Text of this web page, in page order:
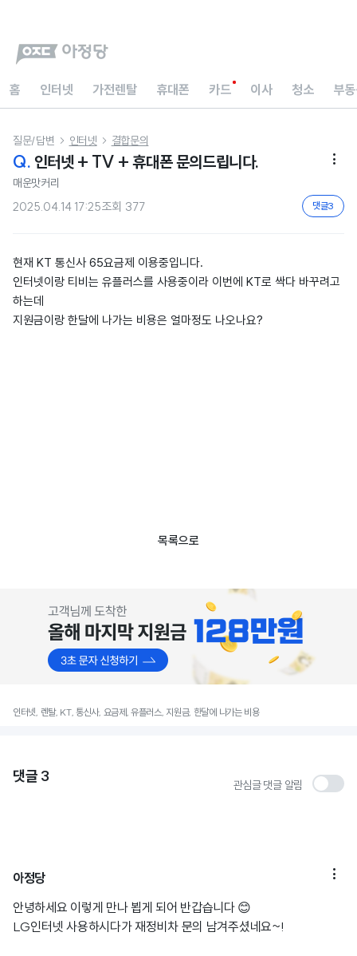
홈 인터넷 가전렌탈 휴대폰 카드 이사 청소 부
질문/답변  인터넷  결합문의
Q. 인터넷 + TV + 휴대폰 문의드립니다. 
매운맛커리
2025.04.14 17:25조회 377 댓글3
현재 KT 통신사 65요금제 이용중입니다.
인터넷이랑 티비는 유플러스를 사용중이라 이번에 KT로 싹다 바꾸려고
하는데
지원금이랑 한달에 나가는 비용은 얼마정도 나오나요?
목록으로
인터넷, 렌탈, KT, 통신사, 요금제, 유플러스, 지원금, 한달에 나가는 비용
댓글 3 관심글 댓글 알림
아정당 
안녕하세요 이렇게 만나 뵙게 되어 반갑습니다 😊
LG인터넷 사용하시다가 재정비차 문의 남겨주셨네요~!